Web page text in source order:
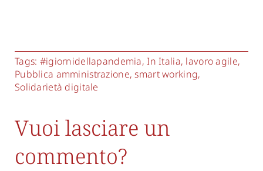
Tags: #igiornidellapandemia,In Italia, lavoro agile,
Pubblica amministrazione,smart working,
Solidarietà digitale
Vuoi lasciare un
commento?